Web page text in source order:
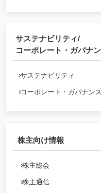
サステナビリティ/
コーポレート・ガバナ
サステナビリティ
コーポレート・ガバナンス
株主向け情報
株主総会
株主通信